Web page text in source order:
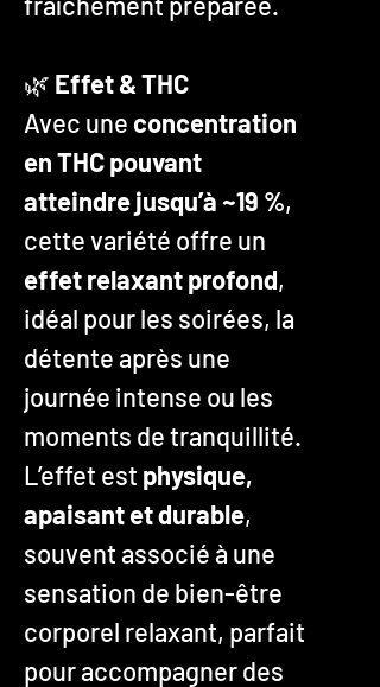
🌿 Effet & THC
Avec uneconcentration
en THC pouvant
atteindre jusqu’à ~19 %,
cette variété offre un
effet relaxant profond,
idéal pour les soirées, la
détente après une
journée intense ou les
moments de tranquillité.
L’effet est physique,
apaisant et durable,
souvent associé à une
sensation de bien-être
corporel relaxant, parfait
pour accompagner des